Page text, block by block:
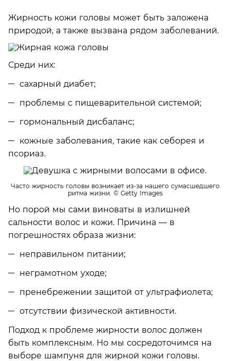
Жирность кожи головы может быть заложена
природой, а также вызвана рядом заболеваний.
Среди них:
сахарный диабет;
проблемы с пищеварительной системой;
гормональный дисбаланс;
кожные заболевания, такие как себорея и
псориаз.
Часто жирность головы возникает из-за нашего сумасшедшего
ритма жизни. © Getty Images
Но порой мы сами виноваты в излишней
сальности волос и кожи. Причина — в
погрешностях образа жизни:
неправильном питании;
неграмотном уходе;
пренебрежении защитой от ультрафиолета;
отсутствии физической активности.
Подход к проблеме жирности волос должен
быть комплексным. Но мы сосредоточимся на
выборе шампуня для жирной кожи головы.